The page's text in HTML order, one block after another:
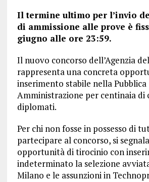
Il termine ultimo per l’invio
di ammissione alle prove è
giugno alle ore 23:59.
Il nuovo concorso dell’Agenzia
rappresenta una concreta
inserimento stabile nella Pubblica
Amministrazione per centinaia di
diplomati.
Per chi non fosse in possesso di
partecipare al concorso, si
opportunità di tirocinio con
indeterminato la selezione
Milano e le assunzioni in